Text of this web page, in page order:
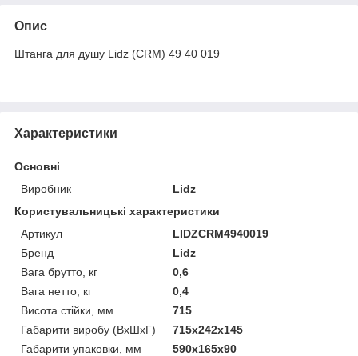
Опис
Штанга для душу Lidz (CRM) 49 40 019
Характеристики
Основні
Виробник
Lidz
Користувальницькі характеристики
Артикул
LIDZCRM4940019
Бренд
Lidz
Вага брутто, кг
0,6
Вага нетто, кг
0,4
Висота стійки, мм
715
Габарити виробу (ВхШхГ)
715х242х145
Габарити упаковки, мм
590х165х90